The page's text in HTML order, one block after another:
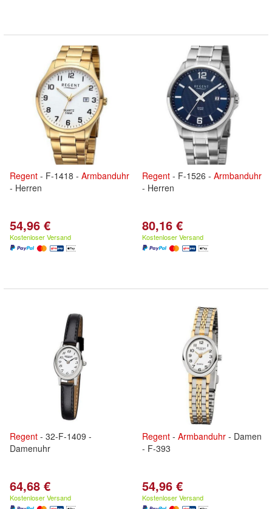
Regent - F-1418 - Armbanduhr
- Herren
54,96 €
Kostenloser Versand
Regent - F-1526 - Armbanduhr
- Herren
80,16 €
Kostenloser Versand
Regent - 32-F-1409 -
Damenuhr
64,68 €
Kostenloser Versand
Regent - Armbanduhr - Damen
- F-393
54,96 €
Kostenloser Versand